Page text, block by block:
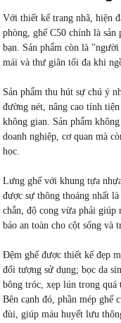
Với thiết kế trang nhã, hiện
phòng, ghế C50 chính là
bạn. Sản phẩm còn là
mái và thư giãn tối đa khi
Sản phẩm thu hút sự chú ý
đường nét, nâng cao tính
không gian. Sản phẩm
doanh nghiệp, cơ quan mà
học.
Lưng ghế với khung tựa
được sự thông thoáng nhất
chắn, độ cong vừa phải giúp
bảo an toàn cho cột sống và
Đệm ghế được thiết kế đẹp
đối tượng sử dụng; bọc da
bông tróc, xẹp lún trong quá
Bên cạnh đó, phần mép
đùi, giúp máu huyết lưu